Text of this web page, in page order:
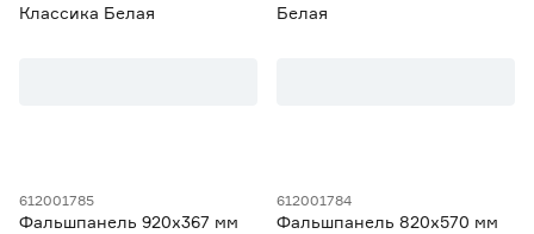
Классика Белая
Белая
612001785
Фальшпанель 920х367 мм
612001784
Фальшпанель 820х570 мм